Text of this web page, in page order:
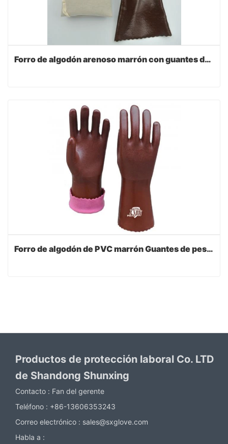
Forro de algodón arenoso marrón con guantes de pesca
Forro de algodón de PVC marrón Guantes de pescado Sandy Finish
Productos de protección laboral Co. LTD
de Shandong Shunxing
Contacto : Fan del gerente
Teléfono : +86-13606353243
Correo electrónico : sales@sxglove.com
Habla a :